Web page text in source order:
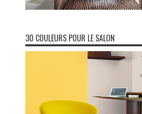
30 COULEURS POUR LE SALON